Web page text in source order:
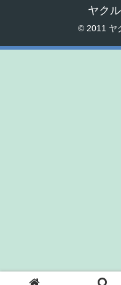
ヤク
© 2011 ヤ